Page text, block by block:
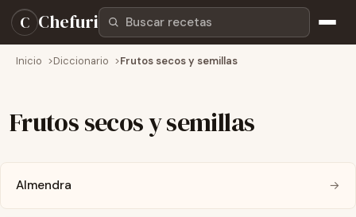
C ChefuriBuscar recetas
Inicio Diccionario Frutos secos y semillas
Frutos secos y semillas
Almendra →